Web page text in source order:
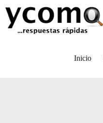
contenido
Inicio